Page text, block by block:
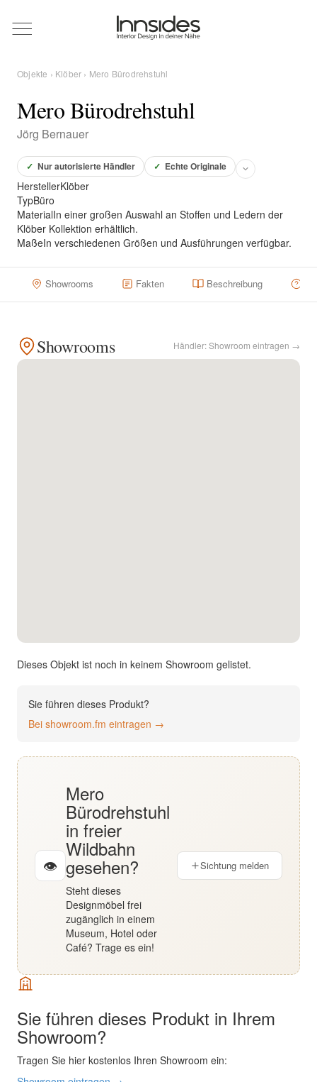
Magazin
Showrooms
Designer
Objekte
Über uns
Für Händler
Kontakt
English
Objekte › Klöber › Mero Bürodrehstuhl
Mero Bürodrehstuhl
Jörg Bernauer
✓ Nur autorisierte Händler ✓ Echte Originale
HerstellerKlöber
TypBüro
MaterialIn einer großen Auswahl an Stoffen und Ledern der
Klöber Kollektion erhältlich.
MaßeIn verschiedenen Größen und Ausführungen verfügbar.
Showrooms Fakten Beschreibung
Showrooms Händler: Showroom eintragen →
Dieses Objekt ist noch in keinem Showroom gelistet.
Sie führen dieses Produkt?
Bei showroom.fm eintragen →
👁
Mero
Bürodrehstuhl
in freier
Wildbahn
gesehen?
Steht dieses
Designmöbel frei
zugänglich in einem
Museum, Hotel oder
Café? Trage es ein!
Sichtung melden
Sie führen dieses Produkt in Ihrem
Showroom?
Tragen Sie hier kostenlos Ihren Showroom ein: